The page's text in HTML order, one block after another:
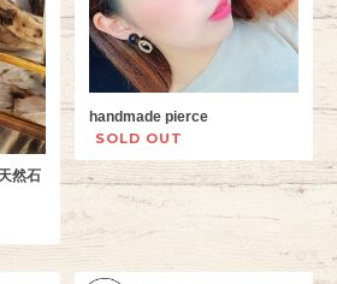
然石
handmade pierce
SOLD OUT